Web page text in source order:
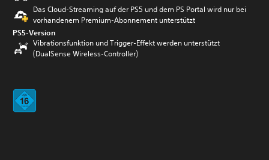
Das Cloud-Streaming auf der PS5 und dem PS Portal wird nur bei
vorhandenem Premium-Abonnement unterstützt
PS5-Version
Vibrationsfunktion und Trigger-Effekt werden unterstützt
(DualSense Wireless-Controller)